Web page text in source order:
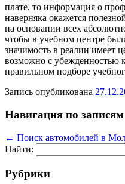
плате, то информация о
наверняка окажется
на основании всех
чтобы в учебном центре
значимость в реалии имеет
возможно с убежденностью
правильном подборе
Запись опубликована
Навигация по записям
← Поиск автомобилей в
Найти:
Рубрики